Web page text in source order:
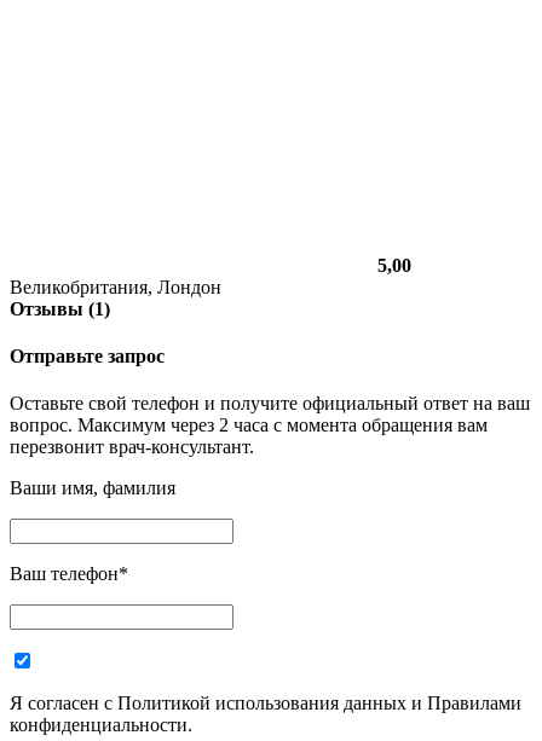
5,00
Великобритания, Лондон
Отзывы (1)
Отправьте запрос
Оставьте свой телефон и получите официальный ответ на ваш
вопрос. Максимум через 2 часа с момента обращения вам
перезвонит врач-консультант.
Ваши имя, фамилия
Ваш телефон*
Я согласен с Политикой использования данных и Правилами
конфиденциальности.